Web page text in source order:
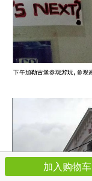
加入购物车